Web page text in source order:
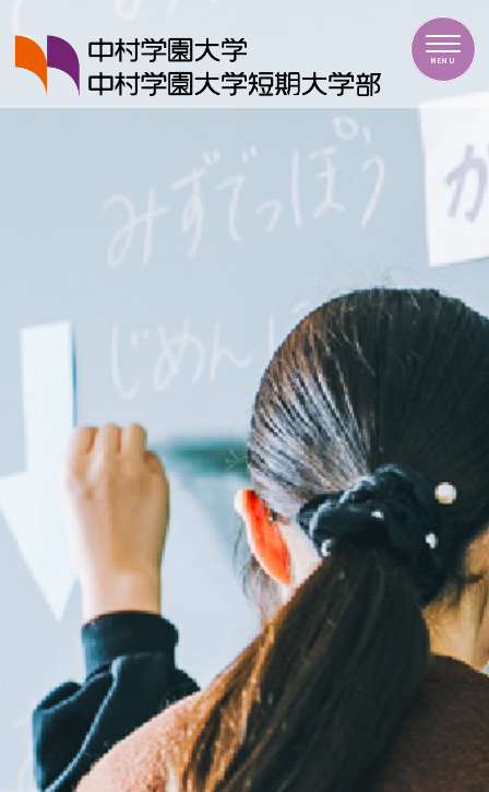
中村学園大学・中村学園大学短期大学部
MENU